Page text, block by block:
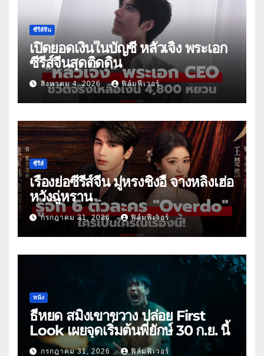
ซีรีส์จีน
เปิดยอดเงินในบัญชี หลัวเจิ้ง พระเอก
ซีรีส์จีนสุดติดดิน
สิงหาคม 4, 2026 ฟิล์มฟีเวอร์
ซีรีส์
เรื่องย่อซีรีส์จีน มู่หรงชิงอี้ จางหลิงเฮ่อ
หวังฉู่หราน
กรกฎาคม 31, 2026 ฟิล์มฟีเวอร์
หนัง
ธี่หยด สมิงเขาขวาง ปล่อย First
Look เผยจุดเริ่มต้นพี่ยักษ์ 30 ก.ย. นี้
กรกฎาคม 31, 2026 ฟิล์มฟีเวอร์